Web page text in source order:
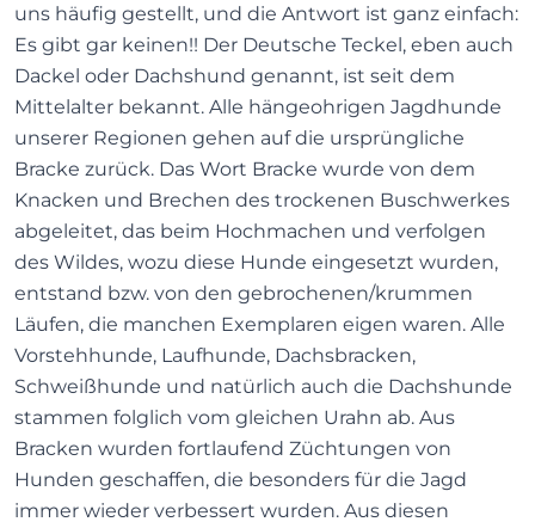
uns häufig gestellt, und die Antwort ist ganz einfach:
Es gibt gar keinen!! Der Deutsche Teckel, eben auch
Dackel oder Dachshund genannt, ist seit dem
Mittelalter bekannt. Alle hängeohrigen Jagdhunde
unserer Regionen gehen auf die ursprüngliche
Bracke zurück. Das Wort Bracke wurde von dem
Knacken und Brechen des trockenen Buschwerkes
abgeleitet, das beim Hochmachen und verfolgen
des Wildes, wozu diese Hunde eingesetzt wurden,
entstand bzw. von den gebrochenen/krummen
Läufen, die manchen Exemplaren eigen waren. Alle
Vorstehhunde, Laufhunde, Dachsbracken,
Schweißhunde und natürlich auch die Dachshunde
stammen folglich vom gleichen Urahn ab. Aus
Bracken wurden fortlaufend Züchtungen von
Hunden geschaffen, die besonders für die Jagd
immer wieder verbessert wurden. Aus diesen